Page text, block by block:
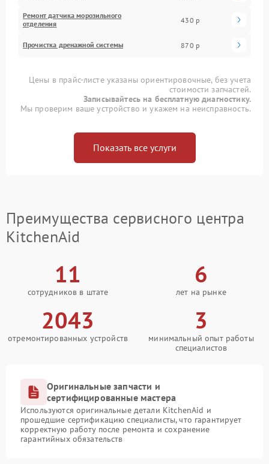
Ремонт датчика морозильного
отделения
430 р
Прочистка дренажной системы 870 р
Цены в прайс-листе указаны ориентировочные, без учета
стоимости запчастей.
Записывайтесь на бесплатную диагностику.
Мы проверим ваше устройство и укажем на неисправность.
Показать все услуги
Преимущества сервисного центра
KitchenAid
11
сотрудников в штате
6
лет на рынке
2043
отремонтированных устройств
3
минимальный опыт работы
специалистов
Оригинальные запчасти и
сертифицированные мастера
Используются оригинальные детали KitchenAid и
прошедшие сертификацию специалисты, что гарантирует
корректную работу после ремонта и сохранение
гарантийных обязательств